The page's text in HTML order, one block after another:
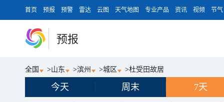
首页 预报 预警 雷达 云图 天气地图 专业产品 资讯 视频 节气
预报
全国 >山东 >滨州 >城区 >杜受田故居
今天 周末 7天